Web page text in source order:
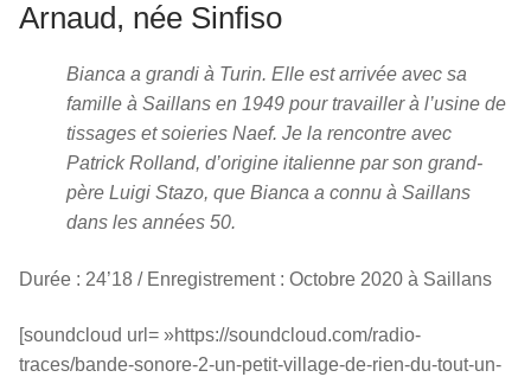
Arnaud, née Sinfiso
Bianca a grandi à Turin. Elle est arrivée avec sa
famille à Saillans en 1949 pour travailler à l’usine de
tissages et soieries Naef. Je la rencontre avec
Patrick Rolland, d’origine italienne par son grand-
père Luigi Stazo, que Bianca a connu à Saillans
dans les années 50.
Durée : 24’18 / Enregistrement : Octobre 2020 à Saillans
[soundcloud url= »https://soundcloud.com/radio-
traces/bande-sonore-2-un-petit-village-de-rien-du-tout-un-